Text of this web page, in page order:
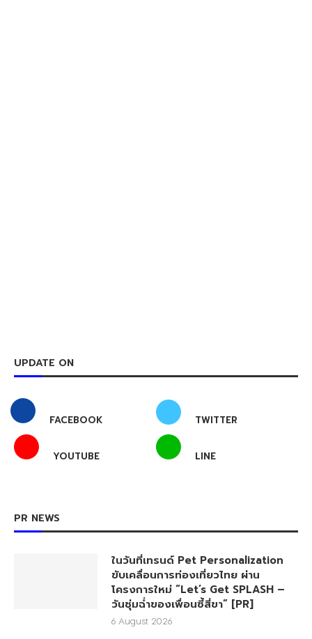
UPDATE ON
FACEBOOK TWITTER
YOUTUBE LINE
PR NEWS
ในวันที่เทรนด์ Pet Personalization
ขับเคลื่อนการท่องเที่ยวไทย ผ่าน
โครงการใหม่ “Let’s Get SPLASH –
วันชุ่มฉ่ำของเพื่อนซี้สี่ขา” [PR]
6 August 2026